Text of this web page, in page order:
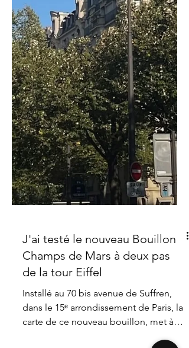
J'ai testé le nouveau Bouillon
Champs de Mars à deux pas
de la tour Eiffel
Installé au 70 bis avenue de Suffren,
dans le 15ᵉ arrondissement de Paris, la
carte de ce nouveau bouillon, met à